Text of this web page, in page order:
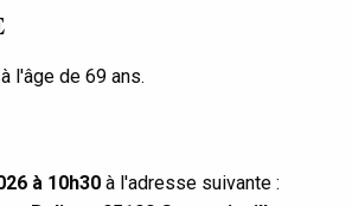
l'âge de 69 ans.
à 10h30 à l'adresse suivante :